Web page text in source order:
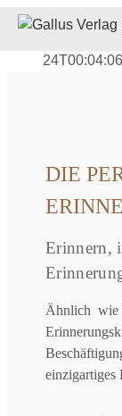
Zum
springen
DIE
Erinnern,
Ähnlich wie
einzigartiges